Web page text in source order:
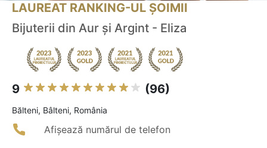
LAUREAT RANKING-UL ȘOIMII
Bijuterii din Aur și Argint - Eliza
9 (96)
Bălteni, Bâlteni, România
Afișează numărul de telefon